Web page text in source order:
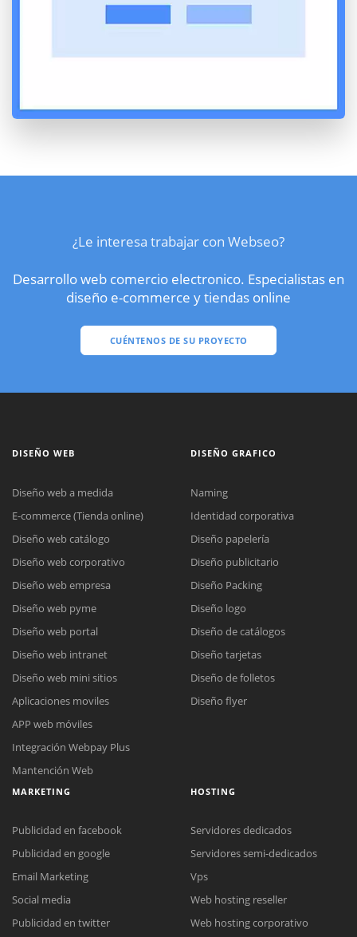
¿Le interesa trabajar con Webseo?
Desarrollo web comercio electronico. Especialistas en
diseño e-commerce y tiendas online
CUÉNTENOS DE SU PROYECTO
DISEÑO WEB
Diseño web a medida
E-commerce (Tienda online)
Diseño web catálogo
Diseño web corporativo
Diseño web empresa
Diseño web pyme
Diseño web portal
Diseño web intranet
Diseño web mini sitios
Aplicaciones moviles
APP web móviles
Integración Webpay Plus
Mantención Web
DISEÑO GRAFICO
Naming
Identidad corporativa
Diseño papelería
Diseño publicitario
Diseño Packing
Diseño logo
Diseño de catálogos
Diseño tarjetas
Diseño de folletos
Diseño flyer
MARKETING
Publicidad en facebook
Publicidad en google
Email Marketing
Social media
Publicidad en twitter
HOSTING
Servidores dedicados
Servidores semi-dedicados
Vps
Web hosting reseller
Web hosting corporativo